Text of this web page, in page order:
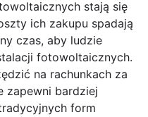
stają się
ich zakupu spadają
czas, aby ludzie
fotowoltaicznych.
na rachunkach za
zapewni bardziej
form